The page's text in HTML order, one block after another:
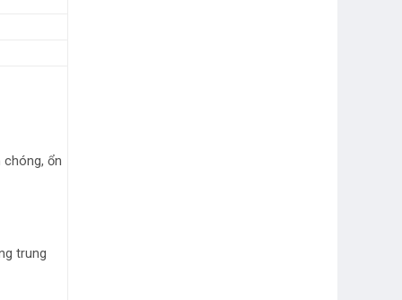
chóng, ổn
trung